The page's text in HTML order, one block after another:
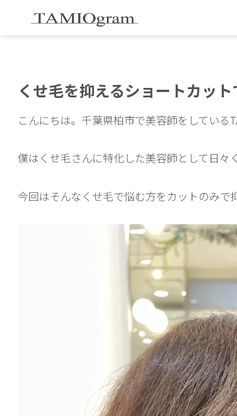
くせ毛を抑えるショートカッ
こんにちは。千葉県柏市で美容師をしている
僕はくせ毛さんに特化した美容師として日々
今回はそんなくせ毛で悩む方をカットのみで